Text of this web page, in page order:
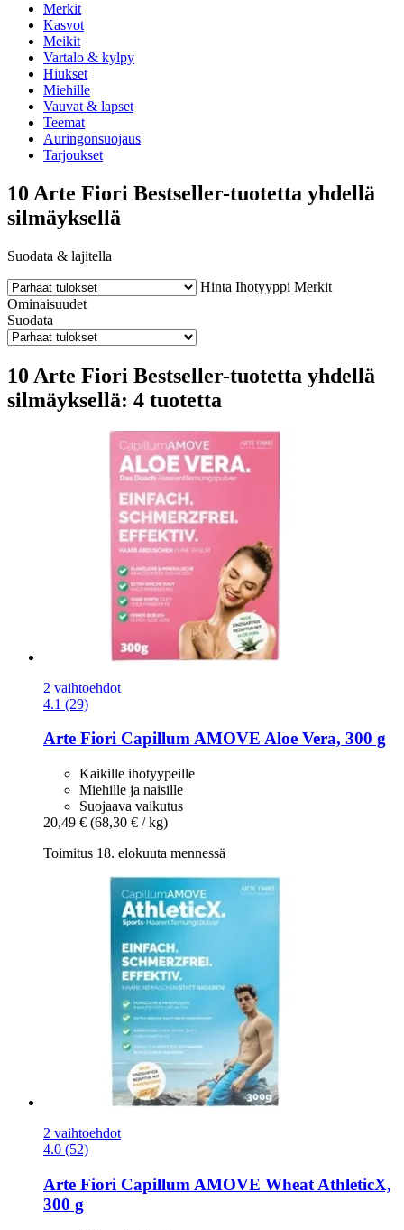
Merkit
Kasvot
Meikit
Vartalo & kylpy
Hiukset
Miehille
Vauvat & lapset
Teemat
Auringonsuojaus
Tarjoukset
10 Arte Fiori Bestseller-tuotetta yhdellä
silmäyksellä
Suodata & lajitella
Hinta Ihotyyppi Merkit
Ominaisuudet
Suodata
10 Arte Fiori Bestseller-tuotetta yhdellä
silmäyksellä: 4 tuotetta
2 vaihtoehdot
4.1 (29)
Arte Fiori Capillum AMOVE Aloe Vera, 300 g
Kaikille ihotyypeille
Miehille ja naisille
Suojaava vaikutus
20,49 € (68,30 € / kg)
Toimitus 18. elokuuta mennessä
2 vaihtoehdot
4.0 (52)
Arte Fiori Capillum AMOVE Wheat AthleticX,
300 g